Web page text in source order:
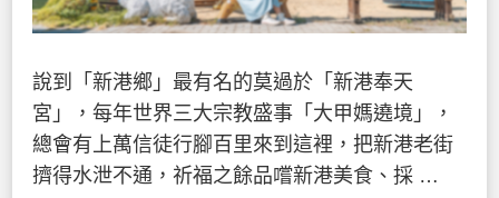
說到「新港鄉」最有名的莫過於「新港奉天
宮」，每年世界三大宗教盛事「大甲媽遶境」，
總會有上萬信徒行腳百里來到這裡，把新港老街
擠得水泄不通，祈福之餘品嚐新港美食、採 …